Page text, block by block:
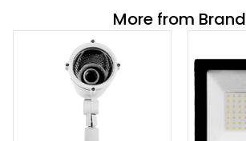
More from Brand